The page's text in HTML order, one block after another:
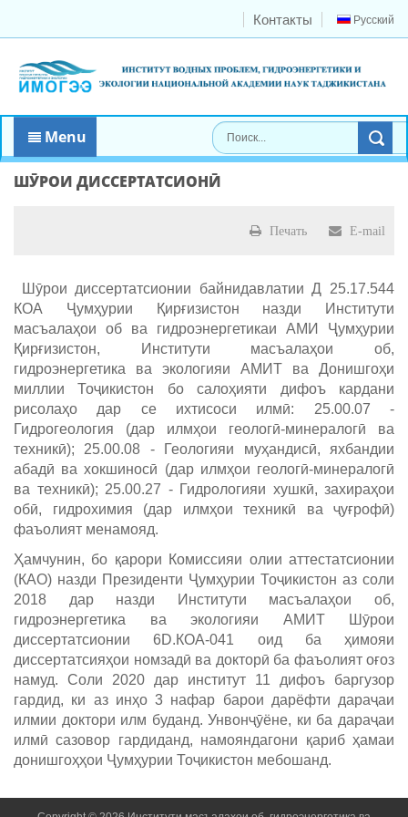
Русский
Контакты
Menu
ШӮРОИ ДИССЕРТАТСИОНӢ
Печать E-mail
Шӯрои диссертатсионии байнидавлатии Д 25.17.544
КОА Ҷумҳурии Қирғизистон назди Институти
масъалаҳои об ва гидроэнергетикаи АМИ Ҷумҳурии
Қирғизистон, Институти масъалаҳои об,
гидроэнергетика ва экологияи АМИТ ва Донишгоҳи
миллии Тоҷикистон бо салоҳияти дифоъ кардани
рисолаҳо дар се ихтисоси илмӣ: 25.00.07 -
Гидрогеология (дар илмҳои геологӣ-минералогӣ ва
техникӣ); 25.00.08 - Геологияи муҳандисӣ, яхбандии
абадӣ ва хокшиносӣ (дар илмҳои геологӣ-минералогӣ
ва техникӣ); 25.00.27 - Гидрологияи хушкӣ, захираҳои
обӣ, гидрохимия (дар илмҳои техникӣ ва ҷуғрофӣ)
фаъолият менамояд.
Ҳамчунин, бо қарори Комиссияи олии аттестатсионии
(КАО) назди Президенти Ҷумҳурии Тоҷикистон аз соли
2018 дар назди Институти масъалаҳои об,
гидроэнергетика ва экологияи АМИТ Шӯрои
диссертатсионии 6D.КОА-041 оид ба ҳимояи
диссертатсияҳои номзадӣ ва докторӣ ба фаъолият оғоз
намуд. Соли 2020 дар институт 11 дифоъ баргузор
гардид, ки аз инҳо 3 нафар барои дарёфти дараҷаи
илмии доктори илм буданд. Унвонҷӯёне, ки ба дараҷаи
илмӣ сазовор гардиданд, намояндагони қариб ҳамаи
донишгоҳҳои Ҷумҳурии Тоҷикистон мебошанд.